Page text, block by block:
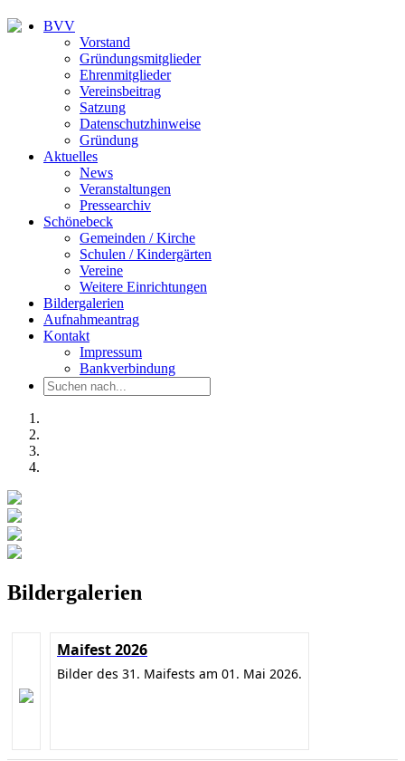
BVV
Vorstand
Gründungsmitglieder
Ehrenmitglieder
Vereinsbeitrag
Satzung
Datenschutzhinweise
Gründung
Aktuelles
News
Veranstaltungen
Pressearchiv
Schönebeck
Gemeinden / Kirche
Schulen / Kindergärten
Vereine
Weitere Einrichtungen
Bildergalerien
Aufnahmeantrag
Kontakt
Impressum
Bankverbindung
Bildergalerien
Maifest 2026
Bilder des 31. Maifests am 01. Mai 2026.